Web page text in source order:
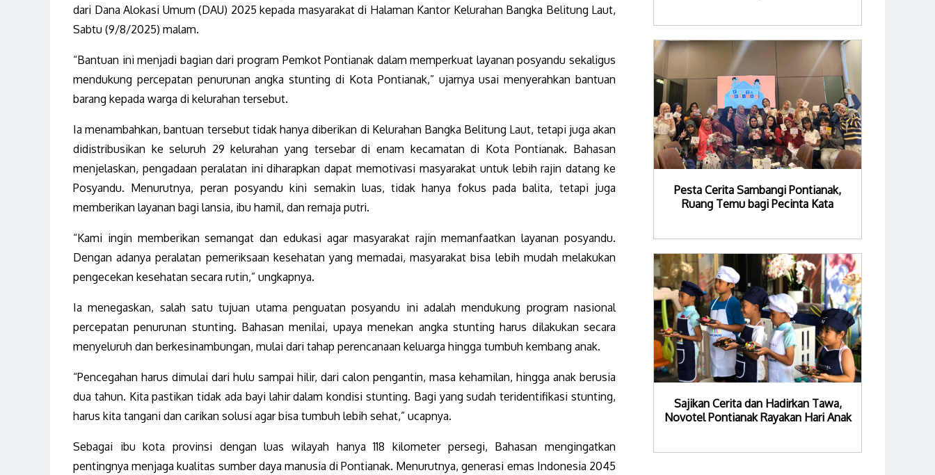
dari Dana Alokasi Umum (DAU) 2025 kepada masyarakat di Halaman Kantor Kelurahan Bangka Belitung Laut,
Sabtu (9/8/2025) malam.
“Bantuan ini menjadi bagian dari program Pemkot Pontianak dalam memperkuat layanan posyandu sekaligus
mendukung percepatan penurunan angka stunting di Kota Pontianak,” ujarnya usai menyerahkan bantuan
barang kepada warga di kelurahan tersebut.
Ia menambahkan, bantuan tersebut tidak hanya diberikan di Kelurahan Bangka Belitung Laut, tetapi juga akan
didistribusikan ke seluruh 29 kelurahan yang tersebar di enam kecamatan di Kota Pontianak. Bahasan
menjelaskan, pengadaan peralatan ini diharapkan dapat memotivasi masyarakat untuk lebih rajin datang ke
Posyandu. Menurutnya, peran posyandu kini semakin luas, tidak hanya fokus pada balita, tetapi juga
memberikan layanan bagi lansia, ibu hamil, dan remaja putri.
“Kami ingin memberikan semangat dan edukasi agar masyarakat rajin memanfaatkan layanan posyandu.
Dengan adanya peralatan pemeriksaan kesehatan yang memadai, masyarakat bisa lebih mudah melakukan
pengecekan kesehatan secara rutin,” ungkapnya.
Ia menegaskan, salah satu tujuan utama penguatan posyandu ini adalah mendukung program nasional
percepatan penurunan stunting. Bahasan menilai, upaya menekan angka stunting harus dilakukan secara
menyeluruh dan berkesinambungan, mulai dari tahap perencanaan keluarga hingga tumbuh kembang anak.
“Pencegahan harus dimulai dari hulu sampai hilir, dari calon pengantin, masa kehamilan, hingga anak berusia
dua tahun. Kita pastikan tidak ada bayi lahir dalam kondisi stunting. Bagi yang sudah teridentifikasi stunting,
harus kita tangani dan carikan solusi agar bisa tumbuh lebih sehat,” ucapnya.
Sebagai ibu kota provinsi dengan luas wilayah hanya 118 kilometer persegi, Bahasan mengingatkan
pentingnya menjaga kualitas sumber daya manusia di Pontianak. Menurutnya, generasi emas Indonesia 2045
Pesta Cerita Sambangi Pontianak,
Ruang Temu bagi Pecinta Kata
Sajikan Cerita dan Hadirkan Tawa,
Novotel Pontianak Rayakan Hari Anak